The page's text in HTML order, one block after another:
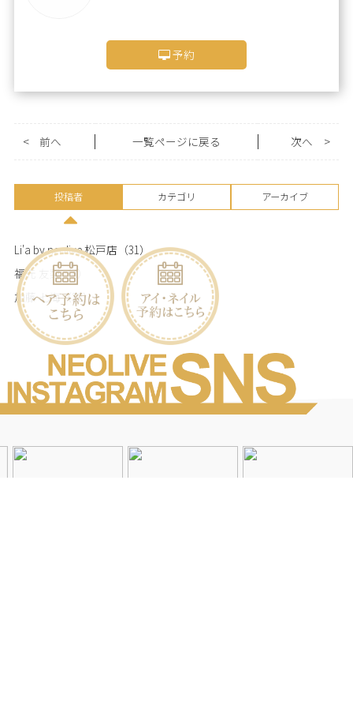
予約
< 前へ 一覧ページに戻る >
次へ
投稿者 カテゴリ アーカイブ
Li'a by neolive 松戸店 （31）
福元 友梨（4）
加藤 七海（32）